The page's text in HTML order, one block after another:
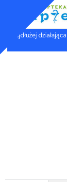
Najdłużej